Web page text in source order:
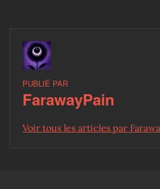
PUBLIÉ PAR
FarawayPain
Voir tous les articles par